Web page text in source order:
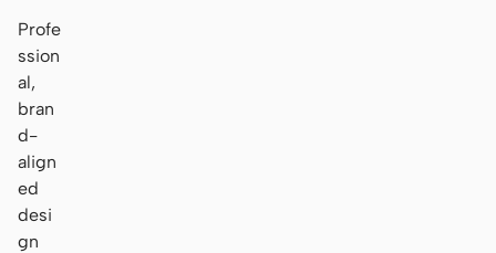
Profe
ssion
al,
bran
d-
align
ed
desi
gn